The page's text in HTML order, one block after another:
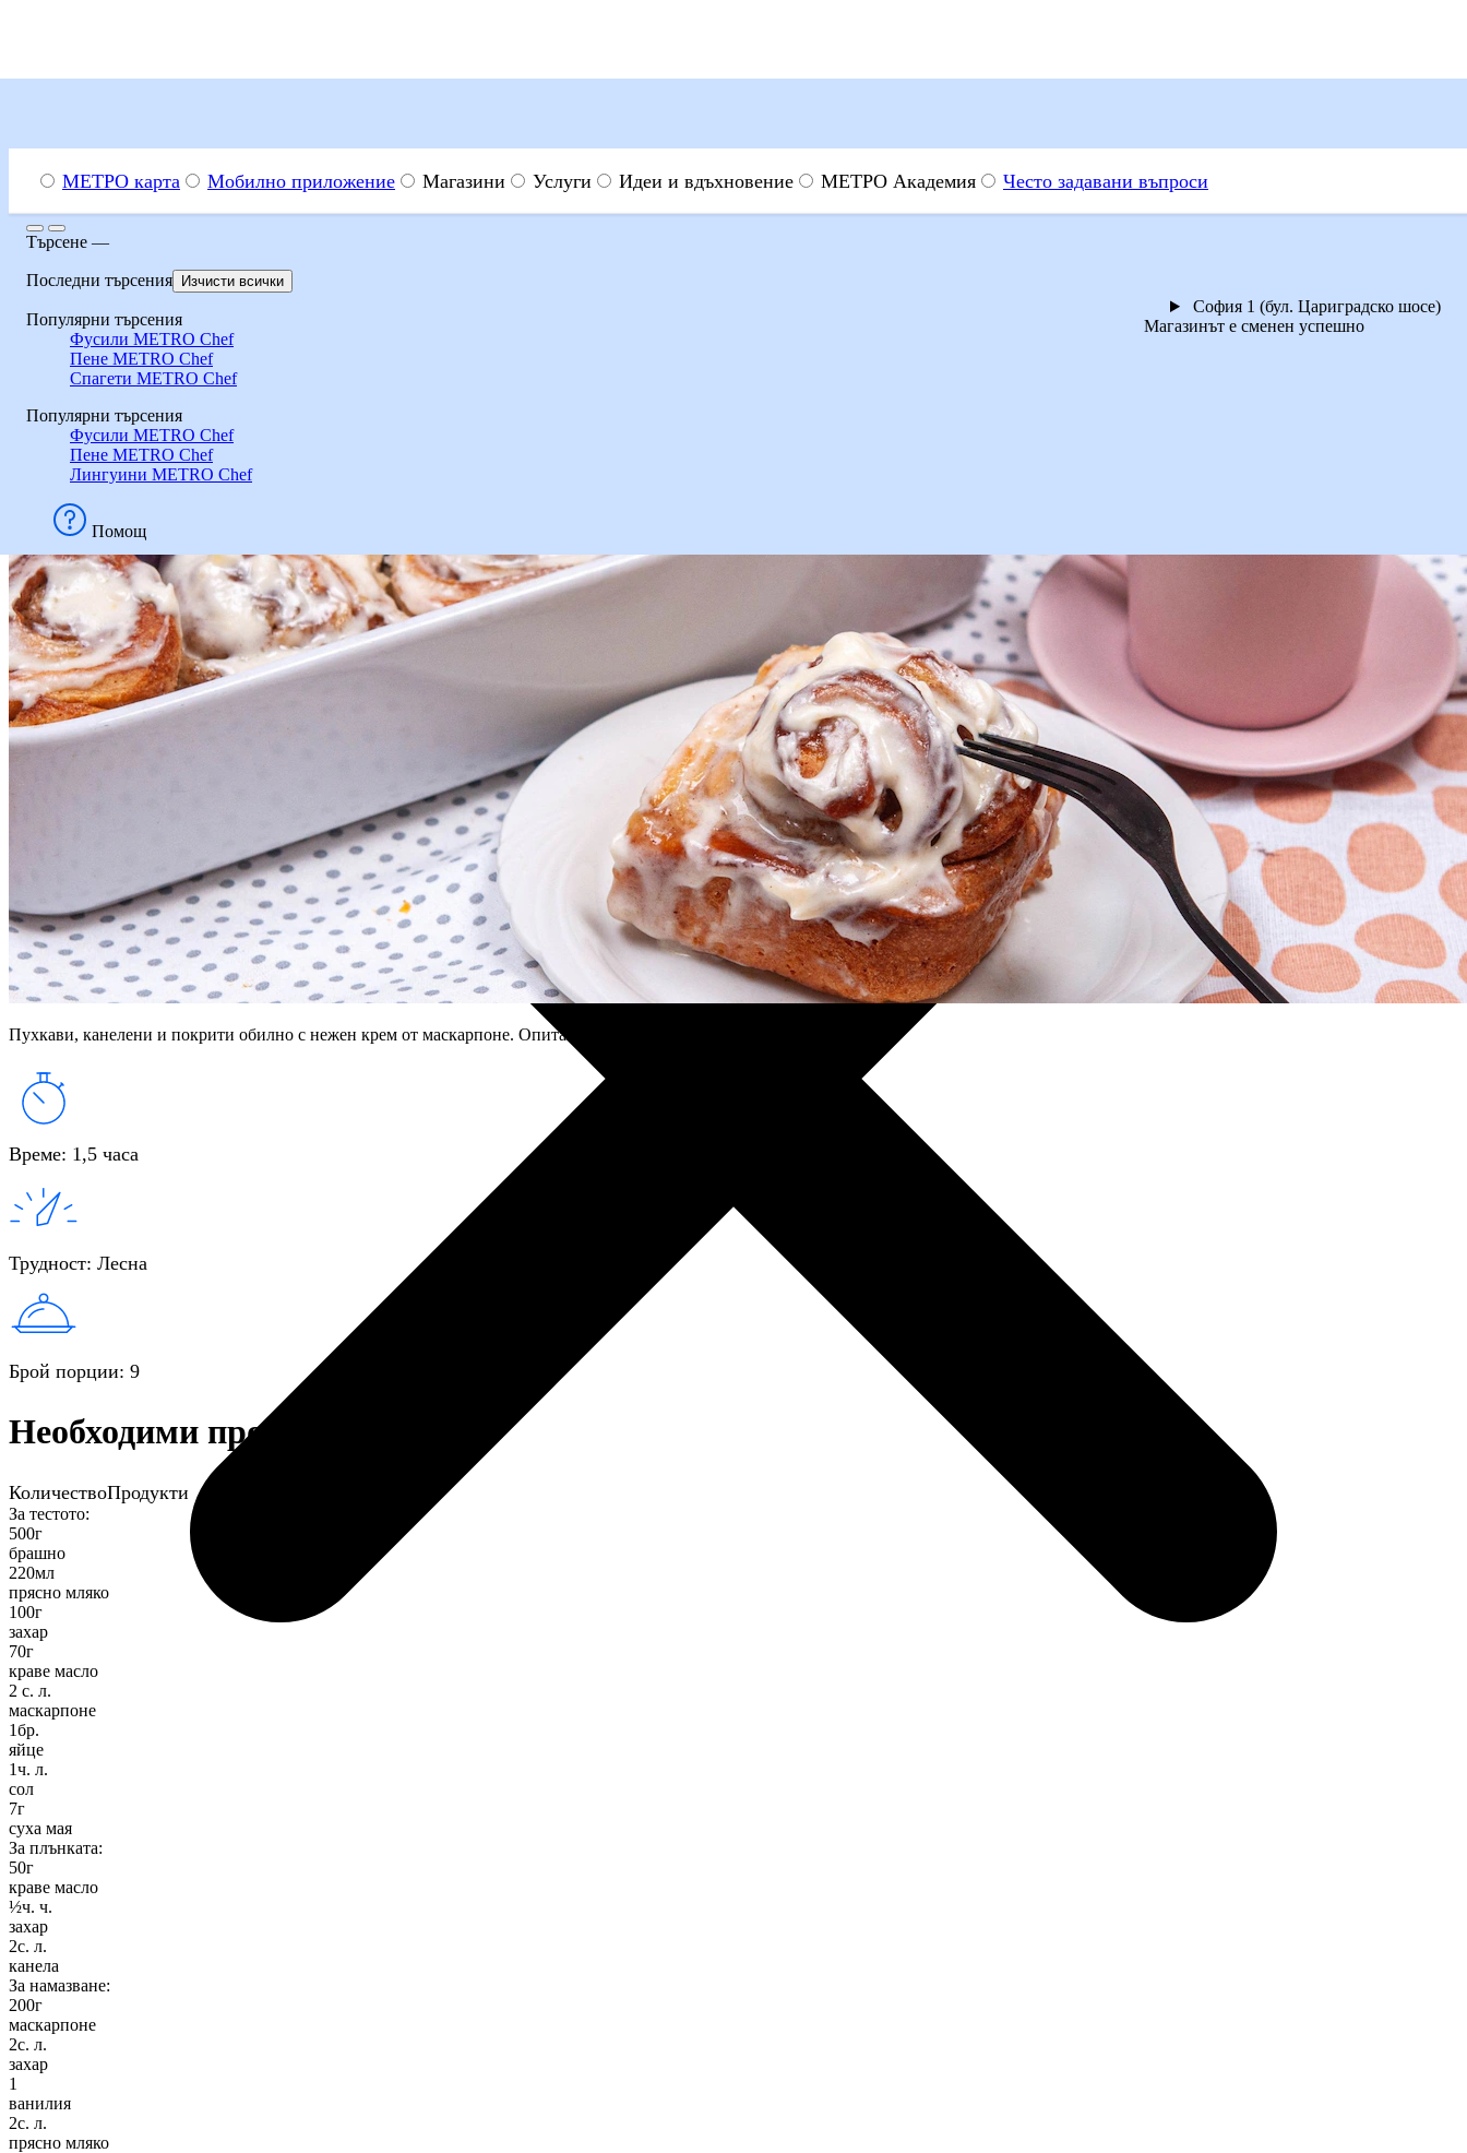
Menu
Търсене
Търсене —
Последни търсения Изчисти всички
Популярни търсения
Фусили METRO Chef
Пене METRO Chef
Спагети METRO Chef
Популярни търсения
Фусили METRO Chef
Пене METRO Chef
Лингуини METRO Chef
Помощ
София 1 (бул. Цариградско шосе)
Магазинът е сменен успешно
МЕТРО карта Мобилно приложение Магазини Услуги Идеи и вдъхновение МЕТРО Академия Често задавани въпроси
От 09.08.2026 г. преминаваме към обозначаване на цените само в евро.
Канелени рулца с маскарпоне крем
Вкусна и лесна рецепта за канелени рулца с маскарпоне крем от Супичка
Пухкави, канелени и покрити обилно с нежен крем от маскарпоне. Опитай канелените рулца на Супичка.
Време: 1,5 часа
Трудност: Лесна
Брой порции: 9
Необходими продукти
КоличествоПродукти
За тестото:
500г
брашно
220мл
прясно мляко
100г
захар
70г
краве масло
2 с. л.
маскарпоне
1бр.
яйце
1ч. л.
сол
7г
суха мая
За плънката:
50г
краве масло
½ч. ч.
захар
2с. л.
канела
За намазване:
200г
маскарпоне
2с. л.
захар
1
ванилия
2с. л.
прясно мляко